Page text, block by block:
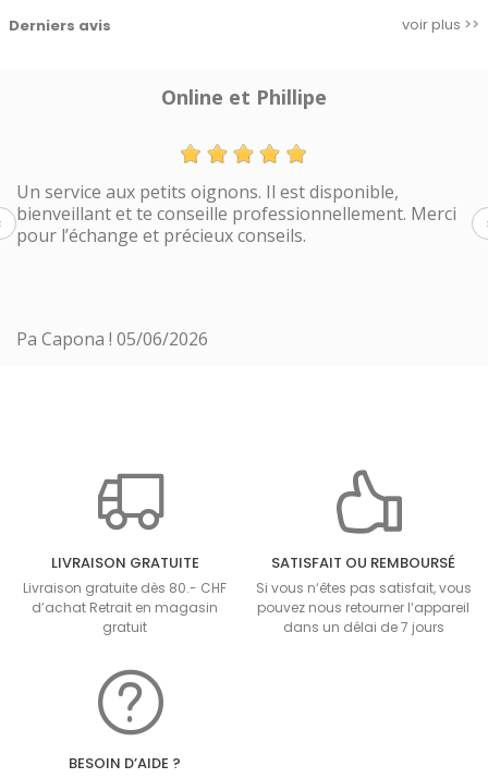
Derniers avis voir plus >>
Online et Phillipe
Un service aux petits oignons. Il est disponible,
bienveillant et te conseille professionnellement. Merci
pour l’échange et précieux conseils.
Pa Capona ! 05/06/2026
LIVRAISON GRATUITE
Livraison gratuite dès 80.- CHF
d’achat Retrait en magasin
gratuit
SATISFAIT OU REMBOURSÉ
Si vous n‘êtes pas satisfait, vous
pouvez nous retourner l‘appareil
dans un délai de 7 jours
BESOIN D’AIDE ?